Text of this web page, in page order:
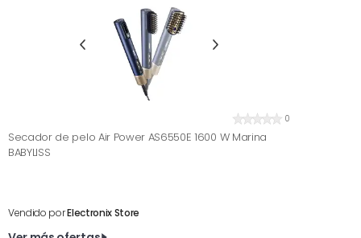
0
Secador de pelo Air Power AS6550E 1600 W Marina
BABYLISS
Vendido porElectronix Store